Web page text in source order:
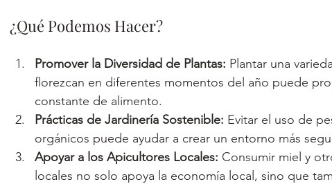
¿Qué Podemos Hacer?
Promover la Diversidad de Plantas: Plantar una
florezcan en diferentes momentos del año puede
constante de alimento.
Prácticas de Jardinería Sostenible: Evitar el uso de
orgánicos puede ayudar a crear un entorno más
Apoyar a los Apicultores Locales: Consumir miel y
locales no solo apoya la economía local, sino que